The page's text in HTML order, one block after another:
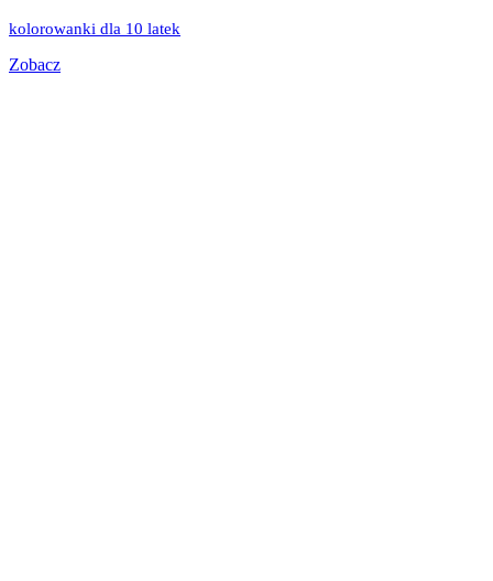
kolorowanki dla 10 latek
Zobacz